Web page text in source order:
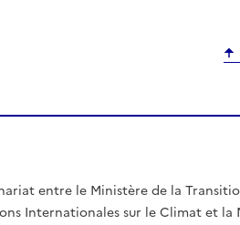
entre le Ministère de la
Internationales sur le Climat et la